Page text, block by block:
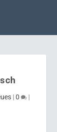
|0 |